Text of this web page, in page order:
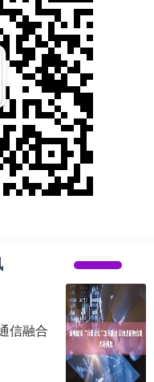
信融合